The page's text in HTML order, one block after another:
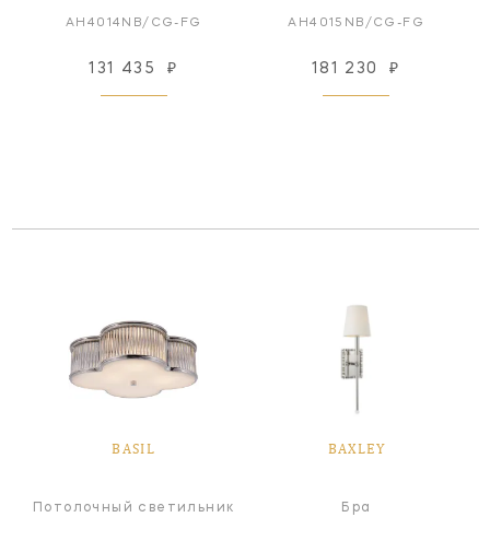
AH4014NB/CG-FG
131 435 ₽
AH4015NB/CG-FG
181 230 ₽
BASIL
Потолочный светильник
BAXLEY
Бра